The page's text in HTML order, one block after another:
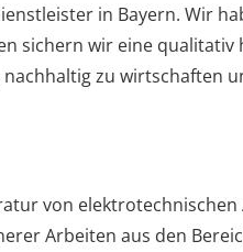
in Bayern. Wir
sichern wir eine
zu wirtschaften
von elektrotechnischen
Arbeiten aus den